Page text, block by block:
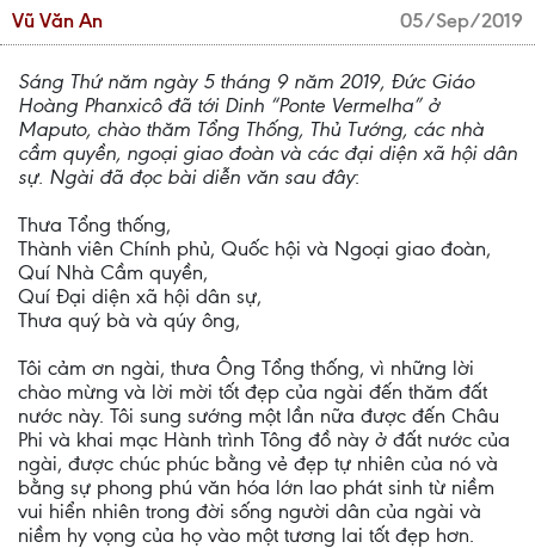
Vũ Văn An 05/Sep/2019
Sáng Thứ năm ngày 5 tháng 9 năm 2019, Đức Giáo
Hoàng Phanxicô đã tới Dinh “Ponte Vermelha” ở
Maputo, chào thăm Tổng Thống, Thủ Tướng, các nhà
cầm quyền, ngoại giao đoàn và các đại diện xã hội dân
sự. Ngài đã đọc bài diễn văn sau đây:
Thưa Tổng thống,
Thành viên Chính phủ, Quốc hội và Ngoại giao đoàn,
Quí Nhà Cầm quyền,
Quí Đại diện xã hội dân sự,
Thưa quý bà và qúy ông,
Tôi cảm ơn ngài, thưa Ông Tổng thống, vì những lời
chào mừng và lời mời tốt đẹp của ngài đến thăm đất
nước này. Tôi sung sướng một lần nữa được đến Châu
Phi và khai mạc Hành trình Tông đồ này ở đất nước của
ngài, được chúc phúc bằng vẻ đẹp tự nhiên của nó và
bằng sự phong phú văn hóa lớn lao phát sinh từ niềm
vui hiển nhiên trong đời sống người dân của ngài và
niềm hy vọng của họ vào một tương lai tốt đẹp hơn.